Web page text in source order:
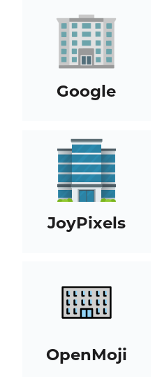
Google
JoyPixels
OpenMoji